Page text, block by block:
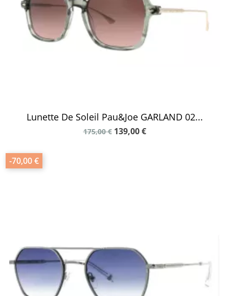
Lunette De Soleil Pau&Joe GARLAND 02...
175,00 € 139,00 €
-70,00 €